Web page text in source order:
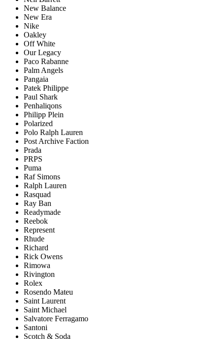
New Balance
New Era
Nike
Oakley
Off White
Our Legacy
Paco Rabanne
Palm Angels
Pangaia
Patek Philippe
Paul Shark
Penhaliqons
Philipp Plein
Polarized
Polo Ralph Lauren
Post Archive Faction
Prada
PRPS
Puma
Raf Simons
Ralph Lauren
Rasquad
Ray Ban
Readymade
Reebok
Represent
Rhude
Richard
Rick Owens
Rimowa
Rivington
Rolex
Rosendo Mateu
Saint Laurent
Saint Michael
Salvatore Ferragamo
Santoni
Scotch & Soda